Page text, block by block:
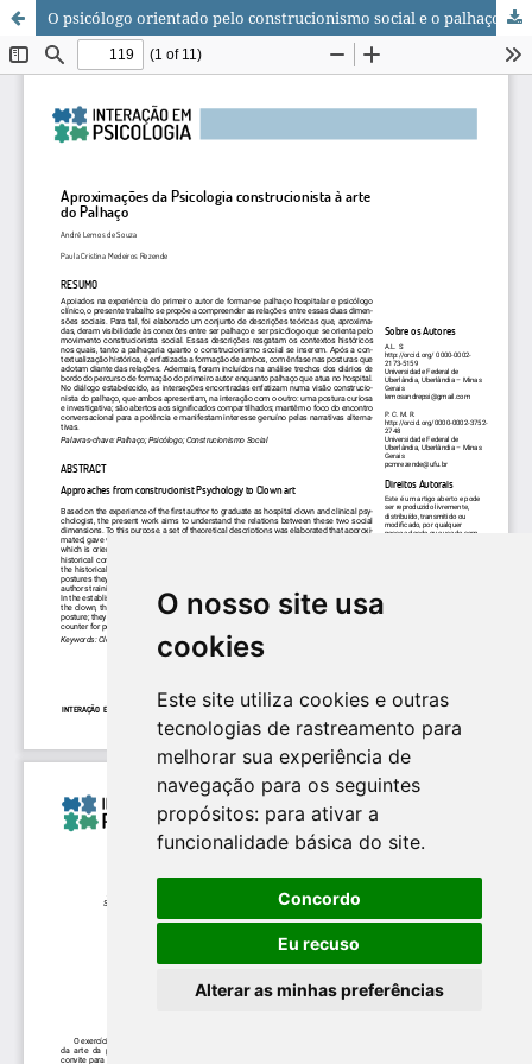
O nosso site usa
cookies
Este site utiliza cookies e outras
tecnologias de rastreamento para
melhorar sua experiência de
navegação para os seguintes
propósitos: para ativar a
funcionalidade básica do site.
Concordo
Eu recuso
Alterar as minhas preferências
O psicólogo orientado pelo construcionismo social e o palhaço: aproximações possíveis.